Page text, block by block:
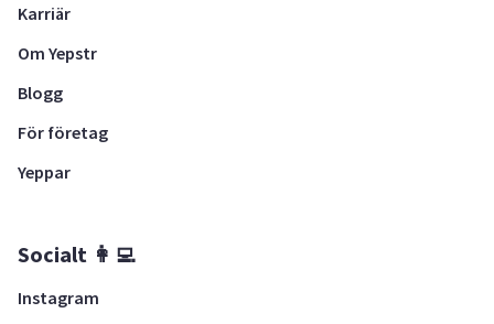
Karriär
Om Yepstr
Blogg
För företag
Yeppar
Socialt 👩‍💻
Instagram